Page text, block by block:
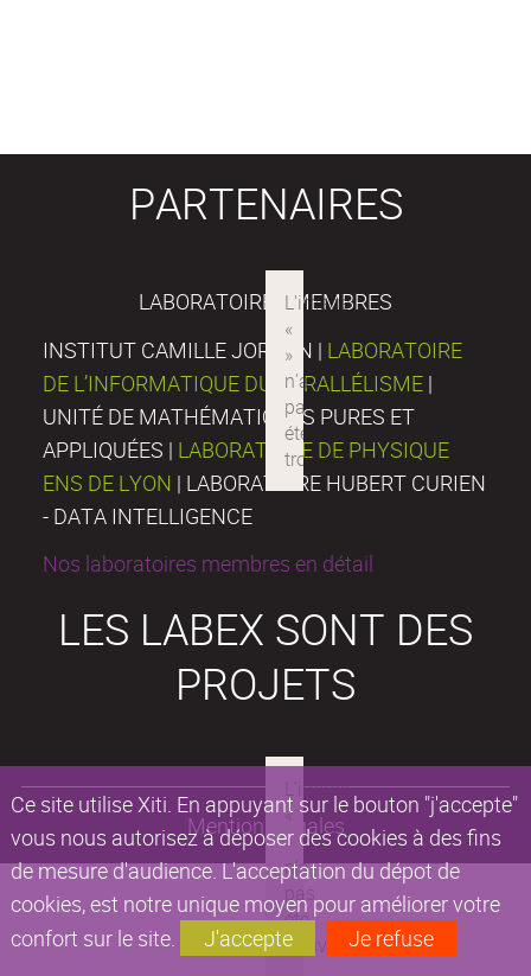
Ce site utilise Xiti. En appuyant sur le bouton "j'accepte"
vous nous autorisez à déposer des cookies à des fins
de mesure d'audience. L'acceptation du dépot de
cookies, est notre unique moyen pour améliorer votre
confort sur le site.
J'accepte Je refuse
PARTENAIRES
LABORATOIRES MEMBRES
INSTITUT CAMILLE JORDAN | LABORATOIRE
DE L’INFORMATIQUE DU PARALLÉLISME |
UNITÉ DE MATHÉMATIQUES PURES ET
APPLIQUÉES | LABORATOIRE DE PHYSIQUE
ENS DE LYON | LABORATOIRE HUBERT CURIEN
- DATA INTELLIGENCE
Nos laboratoires membres en détail
LES LABEX SONT DES
PROJETS
Mentions légales